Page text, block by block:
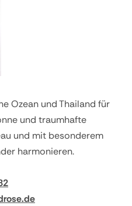
Ozean und Thailand für
und traumhafte
und mit besonderem
harmonieren.